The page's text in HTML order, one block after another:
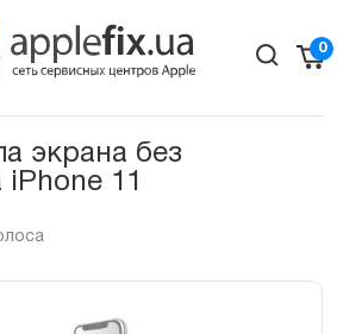
0
экрана без
iPhone 11